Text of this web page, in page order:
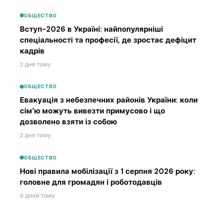
ОБЩЕСТВО
Вступ-2026 в Україні: найпопулярніші
спеціальності та професії, де зростає дефіцит
кадрів
2 дня тому
ОБЩЕСТВО
Евакуація з небезпечних районів України: коли
сім’ю можуть вивезти примусово і що
дозволено взяти із собою
2 дня тому
ОБЩЕСТВО
Нові правила мобілізації з 1 серпня 2026 року:
головне для громадян і роботодавців
6 дней тому